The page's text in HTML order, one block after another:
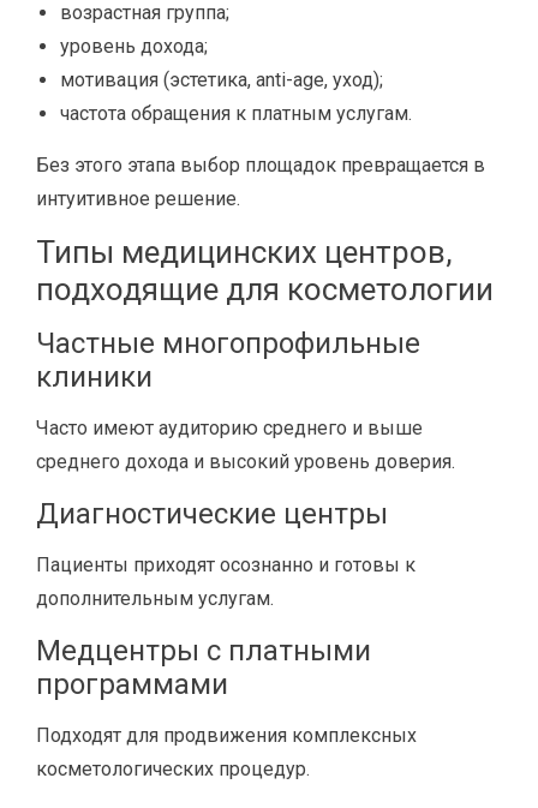
возрастная группа;
уровень дохода;
мотивация (эстетика, anti-age, уход);
частота обращения к платным услугам.
Без этого этапа выбор площадок превращается в
интуитивное решение.
Типы медицинских центров,
подходящие для косметологии
Частные многопрофильные
клиники
Часто имеют аудиторию среднего и выше
среднего дохода и высокий уровень доверия.
Диагностические центры
Пациенты приходят осознанно и готовы к
дополнительным услугам.
Медцентры с платными
программами
Подходят для продвижения комплексных
косметологических процедур.